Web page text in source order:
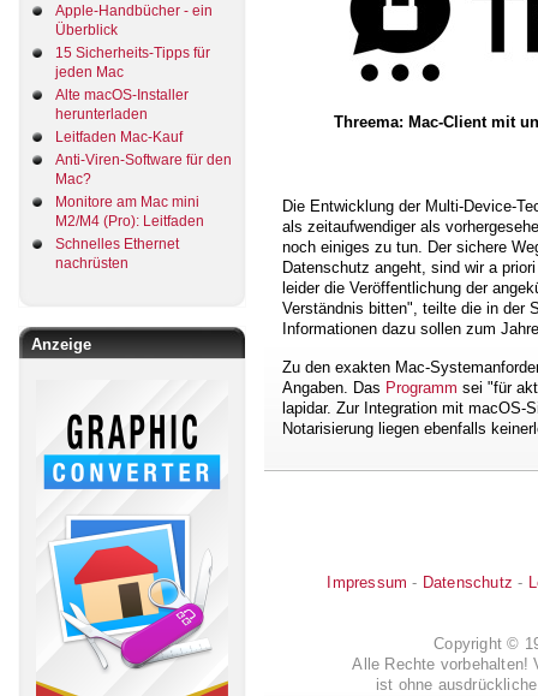
Apple-Handbücher - ein
Überblick
15 Sicherheits-Tipps für
jeden Mac
Alte macOS-Installer
herunterladen
Leitfaden Mac-Kauf
Anti-Viren-Software für den
Mac?
Monitore am Mac mini
M2/M4 (Pro): Leitfaden
Schnelles Ethernet
nachrüsten
Anzeige
Threema: Mac-Client mit
Die Entwicklung der Multi-Device-
als zeitaufwendiger als
noch einiges zu tun. Der sichere
Datenschutz angeht, sind wir a
leider die Veröffentlichung der
Verständnis bitten", teilte die in der
Informationen dazu sollen zum
Zu den exakten Mac-
Angaben. Das Programm sei "für
lapidar. Zur Integration mit macOS-
Notarisierung liegen ebenfalls
Impressum - Datenschutz -
Copyright ©
Alle Rechte vorbehalten!
ist ohne